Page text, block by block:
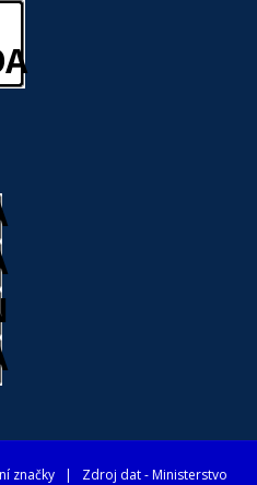
značky| Zdroj dat -Ministerstvo